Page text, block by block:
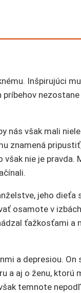
Inšpirujúci
však mali
znamená
nie je
jeho
osamote v
ťažkosťami
a depresiou.
aj o ženu, ktorú
temnote